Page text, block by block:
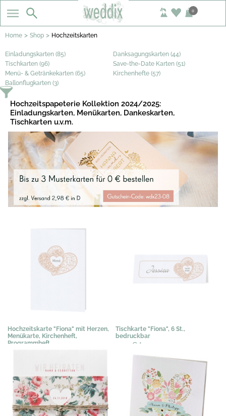
0
Home > Shop > Hochzeitskarten
Einladungskarten (85)
Danksagungskarten (44)
Tischkarten (96)
Save-the-Date Karten (51)
Menü- & Getränkekarten (65)
Kirchenhefte (57)
Ballonflugkarten (3)
Hochzeitspapeterie Kollektion 2024/2025:
Einladungskarten, Menükarten, Dankeskarten,
Tischkarten u.v.m.
Hochzeitskarte "Fiona" mit Herzen,
Menükarte, Kirchenheft,
Programmheft
Tischkarte "Fiona", 6 St.,
bedruckbar
3,03 € *